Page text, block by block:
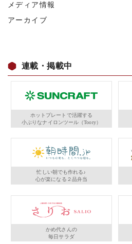
メディア情報
アーカイブ
連載・掲載中
ホットプレートで活躍する
小ぶりなナイロンツール（Toory）
忙しい朝でも作れる♪
心が楽になる２品弁当
かめ代さんの
毎日サラダ